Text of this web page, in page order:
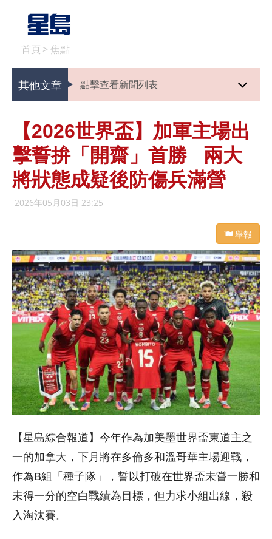
首頁 > 焦點
其他文章 點擊查看新聞列表
【2026世界盃】加軍主場出
擊誓拚「開齋」首勝 兩大
將狀態成疑後防傷兵滿營
2026年05月03日 23:25
舉報
【星島綜合報道】今年作為加美墨世界盃東道主之
一的加拿大，下月將在多倫多和溫哥華主場迎戰，
作為B組「種子隊」，誓以打破在世界盃未嘗一勝和
未得一分的空白戰績為目標，但力求小組出線，殺
入淘汰賽。